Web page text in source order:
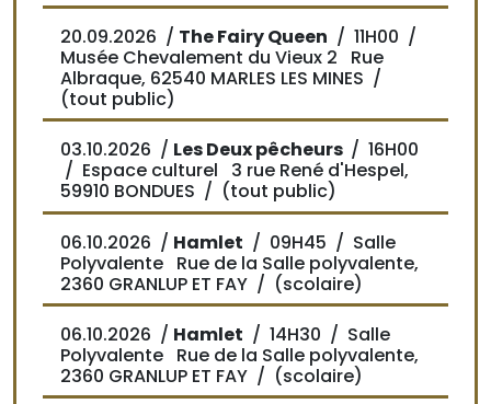
20.09.2026 / The Fairy Queen / 11H00 /
Musée Chevalement du Vieux 2 Rue
Albraque, 62540 MARLES LES MINES /
(tout public)
03.10.2026 / Les Deux pêcheurs / 16H00
/ Espace culturel 3 rue René d'Hespel,
59910 BONDUES / (tout public)
06.10.2026 / Hamlet / 09H45 / Salle
Polyvalente Rue de la Salle polyvalente,
2360 GRANLUP ET FAY / (scolaire)
06.10.2026 / Hamlet / 14H30 / Salle
Polyvalente Rue de la Salle polyvalente,
2360 GRANLUP ET FAY / (scolaire)